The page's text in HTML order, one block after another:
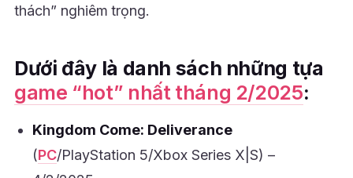
thách” nghiêm trọng.
Dưới đây là danh sách những tựa
game “hot” nhất tháng 2/2025:
Kingdom Come: Deliverance
(PC/PlayStation 5/Xbox Series X|S) –